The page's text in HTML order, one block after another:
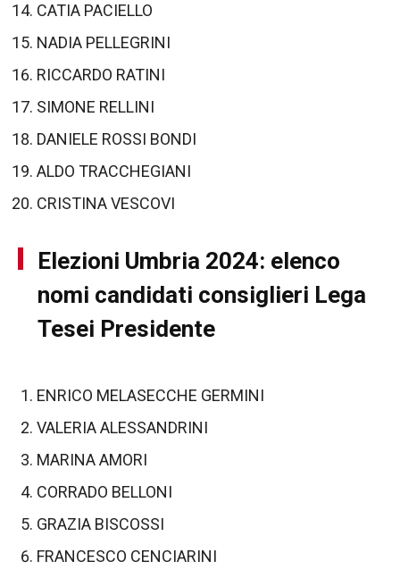
CATIA PACIELLO
NADIA PELLEGRINI
RICCARDO RATINI
SIMONE RELLINI
DANIELE ROSSI BONDI
ALDO TRACCHEGIANI
CRISTINA VESCOVI
Elezioni Umbria 2024: elenco
nomi candidati consiglieri Lega
Tesei Presidente
ENRICO MELASECCHE GERMINI
VALERIA ALESSANDRINI
MARINA AMORI
CORRADO BELLONI
GRAZIA BISCOSSI
FRANCESCO CENCIARINI